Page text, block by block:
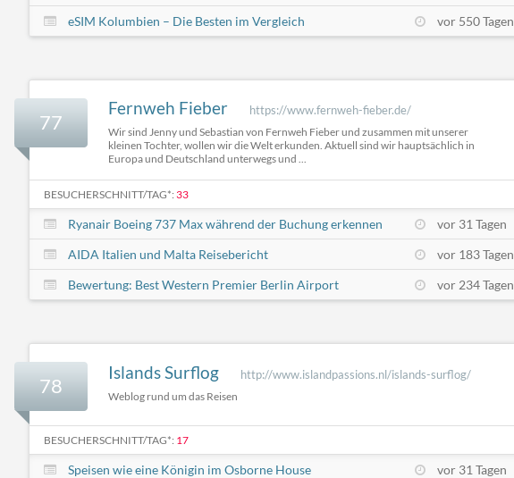
eSIM Kolumbien – Die Besten im Vergleich
vor 550 Tagen
77
Fernweh Fieber https://www.fernweh-fieber.de/
Wir sind Jenny und Sebastian von Fernweh Fieber und zusammen mit unserer
kleinen Tochter, wollen wir die Welt erkunden. Aktuell sind wir hauptsächlich in
Europa und Deutschland unterwegs und ...
BESUCHERSCHNITT/TAG*: 33
Ryanair Boeing 737 Max während der Buchung erkennen vor 31 Tagen
AIDA Italien und Malta Reisebericht
vor 183 Tagen
Bewertung: Best Western Premier Berlin Airport
vor 234 Tagen
78
Islands Surflog http://www.islandpassions.nl/islands-surflog/
Weblog rund um das Reisen
BESUCHERSCHNITT/TAG*: 17
Speisen wie eine Königin im Osborne House vor 31 Tagen